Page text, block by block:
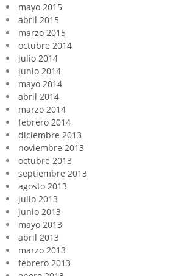
mayo 2015
abril 2015
marzo 2015
octubre 2014
julio 2014
junio 2014
mayo 2014
abril 2014
marzo 2014
febrero 2014
diciembre 2013
noviembre 2013
octubre 2013
septiembre 2013
agosto 2013
julio 2013
junio 2013
mayo 2013
abril 2013
marzo 2013
febrero 2013